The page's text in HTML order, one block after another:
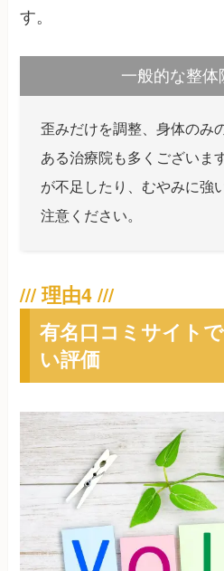
す。
一般的な整
歪みだけを調整、身体のみ
ある治療院も多くございま
が不足したり、むやみに強
注意ください。
有名口コミサイト
い評価